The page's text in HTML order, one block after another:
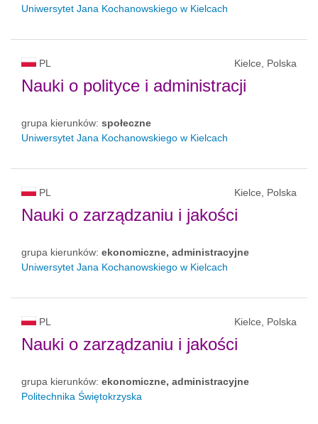
Uniwersytet Jana Kochanowskiego w Kielcach
PL Kielce, Polska
Nauki o polityce i administracji
grupa kierunków: społeczne
Uniwersytet Jana Kochanowskiego w Kielcach
PL Kielce, Polska
Nauki o zarządzaniu i jakości
grupa kierunków: ekonomiczne, administracyjne
Uniwersytet Jana Kochanowskiego w Kielcach
PL Kielce, Polska
Nauki o zarządzaniu i jakości
grupa kierunków: ekonomiczne, administracyjne
Politechnika Świętokrzyska